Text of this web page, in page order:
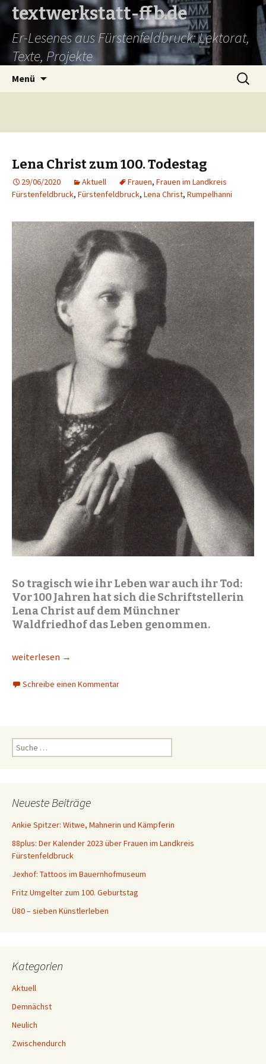
textwerkstatt-ffb.de
Er-Lesenes aus Fürstenfeldbruck: Lektorat,
Texte, Projekte
Menü
Suche
nach:
Lena Christ zum 100. Todestag
29/06/2020 Aktuell Frauen, Frauen im Landkreis
Fürstenfeldbruck, Fürstenfeldbruck, Lena Christ, Rumpelhanni
So tragisch wie ihr Leben war auch ihr Tod:
Vor 100 Jahren hat sich die Schriftstellerin
Lena Christ auf dem Münchner
Waldfriedhof das Leben genommen.
Lena Christ zum 100. Todestag
weiterlesen →
Schreibe einen Kommentar
u
n
c
h
:
Neueste Beiträge
Ankie Spitzer: Witwe, Mahnerin und Kämpferin
88plus: Der Kalender 2023 über Frauen im Landkreis
Fürstenfeldbruck
Jexhof: Tattoos im Bauernhofmuseum
Fritz Umgelter zum 100. Geburtstag
Ü80 – sieben Künstlerleben
Kategorien
Aktuell
Demnächst
Neulich
Zwischendurch